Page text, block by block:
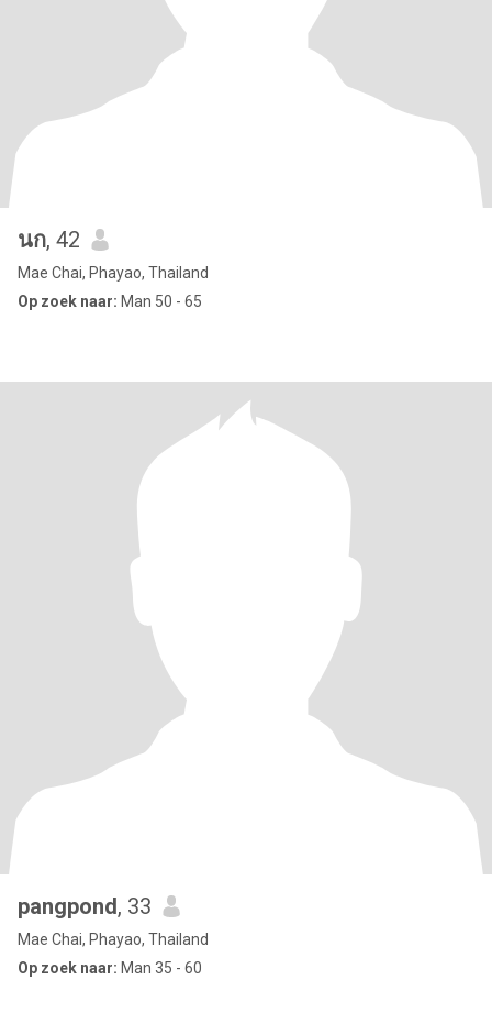
นก, 42
Mae Chai, Phayao, Thailand
Op zoek naar: Man 50 - 65
pangpond, 33
Mae Chai, Phayao, Thailand
Op zoek naar: Man 35 - 60